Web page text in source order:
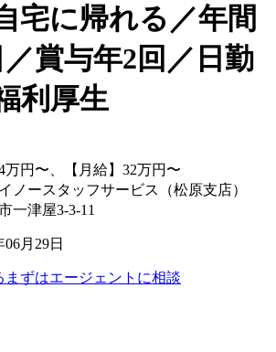
宅に帰れる／年間
賞与年2回／日勤
利厚生
万円〜、【月給】32万円〜
ノースタッフサービス（松原支店）
一津屋3-3-11
06月29日
まずはエージェントに相談